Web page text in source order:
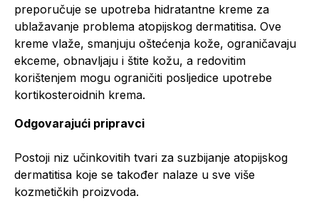
preporučuje se upotreba hidratantne kreme za
ublažavanje problema atopijskog dermatitisa. Ove
kreme vlaže, smanjuju oštećenja kože, ograničavaju
ekceme, obnavljaju i štite kožu, a redovitim
korištenjem mogu ograničiti posljedice upotrebe
kortikosteroidnih krema.
Odgovarajući pripravci
Postoji niz učinkovitih tvari za suzbijanje atopijskog
dermatitisa koje se također nalaze u sve više
kozmetičkih proizvoda.